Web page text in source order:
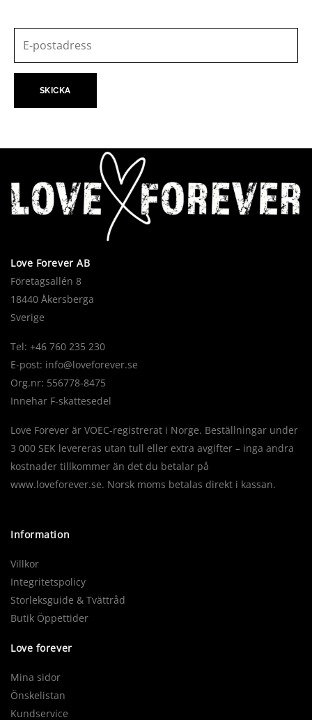
Love Forever AB
Företagsallén 8
18440 Åkersberga
Sverige
Tel: +46 760 235 230
E-post: info@loveforever.se
Org.nr: 556778-8475
Innehar F-skattesedel
Love Forever är VOEC-registrerat i Norge. Beställningar under
3 000 SEK levereras utan tull eller extra avgifter – inga andra
kostnader tillkommer än det du betalar på
www.loveforever.se. Norsk moms betalas direkt i kassan.
Information
Villkor
Integritetspolicy
Storleksguide & Tvättråd
Butik Öppettider
Love forever
Mina sidor
Önskelistan
Kundservice